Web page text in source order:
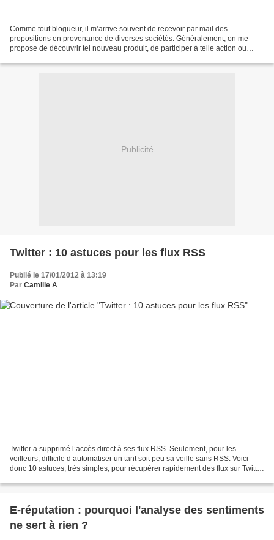
Comme tout blogueur, il m’arrive souvent de recevoir par mail des
propositions en provenance de diverses sociétés. Généralement, on me
propose de découvrir tel nouveau produit, de participer à telle action ou
Publicité
Twitter : 10 astuces pour les flux RSS
Publié le 17/01/2012 à 13:19
Par Camille A
Twitter a supprimé l’accès direct à ses flux RSS. Seulement, pour les
veilleurs, difficile d’automatiser un tant soit peu sa veille sans RSS. Voici
donc 10 astuces, très simples, pour récupérer rapidement des flux sur Twitter
E-réputation : pourquoi l'analyse des sentiments
ne sert à rien ?